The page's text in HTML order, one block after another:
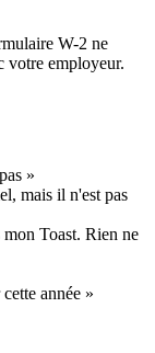
W-2 ne
votre employeur.
»
mais il n'est pas
Toast. Rien ne
année »